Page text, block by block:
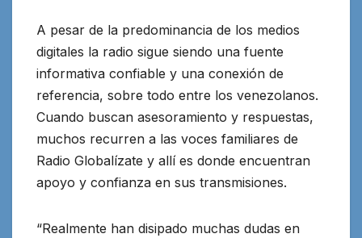
A pesar de la predominancia de los medios
digitales la radio sigue siendo una fuente
informativa confiable y una conexión de
referencia, sobre todo entre los venezolanos.
Cuando buscan asesoramiento y respuestas,
muchos recurren a las voces familiares de
Radio Globalízate y allí es donde encuentran
apoyo y confianza en sus transmisiones.
“Realmente han disipado muchas dudas en